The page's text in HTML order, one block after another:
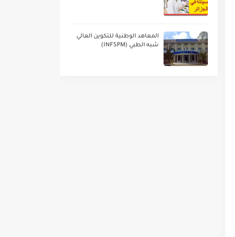
المعاهد الوطنية للتكوين العالي
شبه الطبي (INFSPM)